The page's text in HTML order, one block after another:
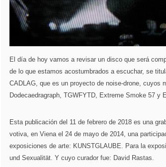
El día de hoy vamos a revisar un disco que será
de lo que estamos acostumbrados a escuchar, se
CADLAG, que es un proyecto de noise-drone, cuyos
Dodecaedragraph, TGWFYTD, Extreme Smoke 57 y
Esta publicación del 11 de febrero de 2018 es una
votiva, en Viena el 24 de mayo de 2014, una
exposiciones de arte: KUNSTGLAUBE. Para la
und Sexualität. Y cuyo curador fue: David Rastas.